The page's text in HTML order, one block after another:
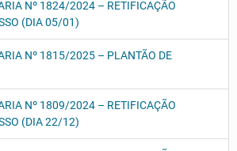
Nº 1824/2024 – RETIFICAÇÃO
(DIA 05/01)
Nº 1815/2025 – PLANTÃO DE
Nº 1809/2024 – RETIFICAÇÃO
(DIA 22/12)